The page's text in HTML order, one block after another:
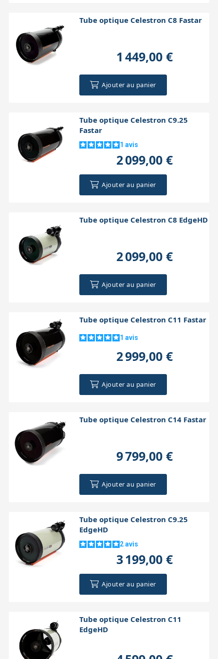
Tube optique Celestron C8 Fastar
1 449,00 €
Ajouter au panier
Tube optique Celestron C9.25
Fastar
1 avis
2 099,00 €
Ajouter au panier
Tube optique Celestron C8 EdgeHD
2 099,00 €
Ajouter au panier
Tube optique Celestron C11 Fastar
1 avis
2 999,00 €
Ajouter au panier
Tube optique Celestron C14 Fastar
9 799,00 €
Ajouter au panier
Tube optique Celestron C9.25
EdgeHD
2avis
3 199,00 €
Ajouter au panier
Tube optique Celestron C11
EdgeHD